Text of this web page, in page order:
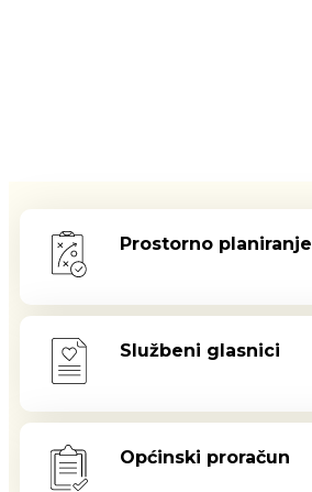
Prostorno planiranje
Službeni glasnici
Općinski proračun